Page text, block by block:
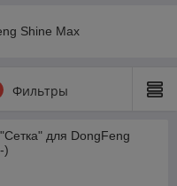
Shine Max
Фильтры
для DongFeng
)